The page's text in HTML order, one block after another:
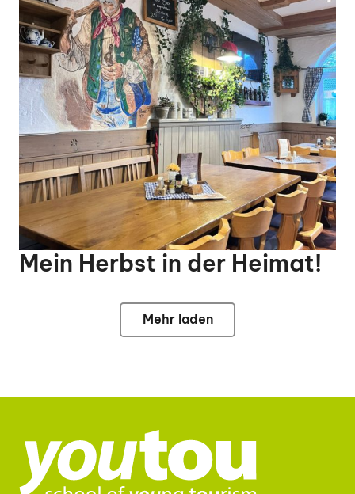
Mein Herbst in der Heimat!
Mehr laden